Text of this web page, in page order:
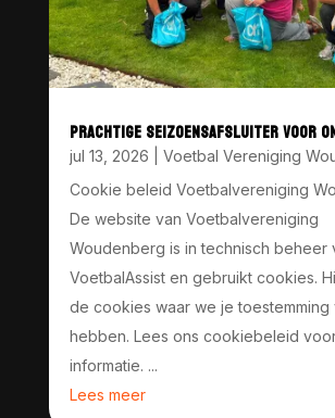
PRACHTIGE SEIZOENSAFSLUITER VOOR
jul 13, 2026
Voetbal Vereniging
Cookie beleid Voetbalvereniging
De website van Voetbalvereniging
Woudenberg is in technisch beheer
VoetbalAssist en gebruikt cookies.
de cookies waar we je
hebben. Lees ons cookiebeleid
informatie. ...
Lees meer